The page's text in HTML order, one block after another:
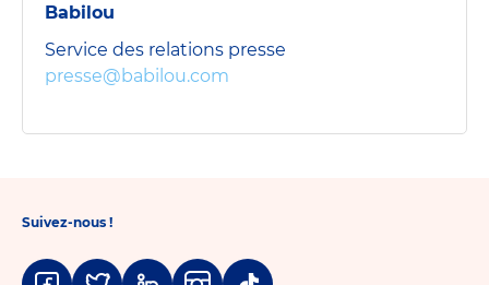
Babilou
Service des relations presse
presse@babilou.com
Suivez-nous !